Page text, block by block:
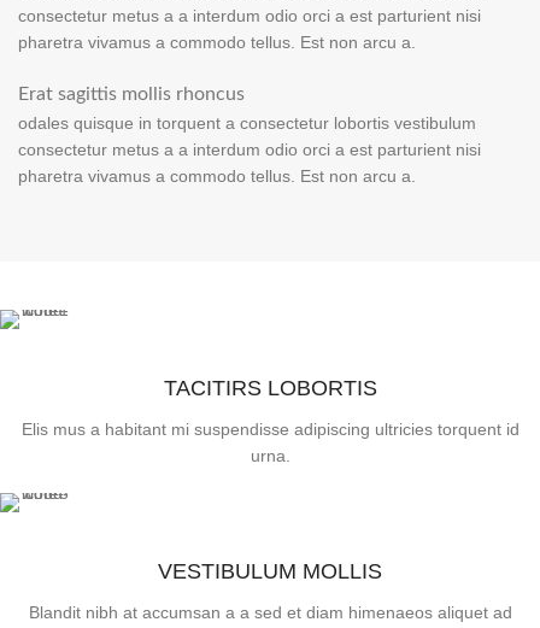
consectetur metus a a interdum odio orci a est parturient nisi
pharetra vivamus a commodo tellus. Est non arcu a.
Erat sagittis mollis rhoncus
odales quisque in torquent a consectetur lobortis vestibulum
consectetur metus a a interdum odio orci a est parturient nisi
pharetra vivamus a commodo tellus. Est non arcu a.
TACITIRS LOBORTIS
Elis mus a habitant mi suspendisse adipiscing ultricies torquent id
urna.
VESTIBULUM MOLLIS
Blandit nibh at accumsan a a sed et diam himenaeos aliquet ad